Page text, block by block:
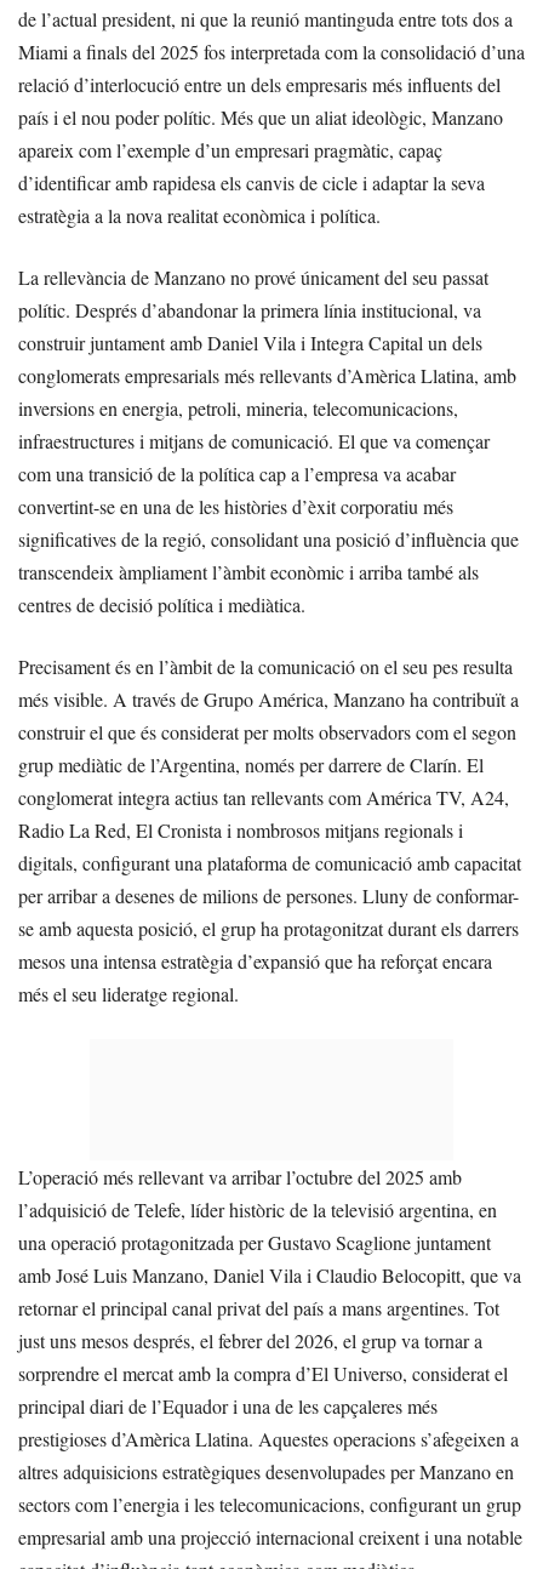
de l’actual president, ni que la reunió mantinguda entre tots dos a
Miami a finals del 2025 fos interpretada com la consolidació d’una
relació d’interlocució entre un dels empresaris més influents del
país i el nou poder polític. Més que un aliat ideològic, Manzano
apareix com l’exemple d’un empresari pragmàtic, capaç
d’identificar amb rapidesa els canvis de cicle i adaptar la seva
estratègia a la nova realitat econòmica i política.
La rellevància de Manzano no prové únicament del seu passat
polític. Després d’abandonar la primera línia institucional, va
construir juntament amb Daniel Vila i Integra Capital un dels
conglomerats empresarials més rellevants d’Amèrica Llatina, amb
inversions en energia, petroli, mineria, telecomunicacions,
infraestructures i mitjans de comunicació. El que va començar
com una transició de la política cap a l’empresa va acabar
convertint-se en una de les històries d’èxit corporatiu més
significatives de la regió, consolidant una posició d’influència que
transcendeix àmpliament l’àmbit econòmic i arriba també als
centres de decisió política i mediàtica.
Precisament és en l’àmbit de la comunicació on el seu pes resulta
més visible. A través de Grupo América, Manzano ha contribuït a
construir el que és considerat per molts observadors com el segon
grup mediàtic de l’Argentina, només per darrere de Clarín. El
conglomerat integra actius tan rellevants com América TV, A24,
Radio La Red, El Cronista i nombrosos mitjans regionals i
digitals, configurant una plataforma de comunicació amb capacitat
per arribar a desenes de milions de persones. Lluny de conformar-
se amb aquesta posició, el grup ha protagonitzat durant els darrers
mesos una intensa estratègia d’expansió que ha reforçat encara
més el seu lideratge regional.
L’operació més rellevant va arribar l’octubre del 2025 amb
l’adquisició de Telefe, líder històric de la televisió argentina, en
una operació protagonitzada per Gustavo Scaglione juntament
amb José Luis Manzano, Daniel Vila i Claudio Belocopitt, que va
retornar el principal canal privat del país a mans argentines. Tot
just uns mesos després, el febrer del 2026, el grup va tornar a
sorprendre el mercat amb la compra d’El Universo, considerat el
principal diari de l’Equador i una de les capçaleres més
prestigioses d’Amèrica Llatina. Aquestes operacions s’afegeixen a
altres adquisicions estratègiques desenvolupades per Manzano en
sectors com l’energia i les telecomunicacions, configurant un grup
empresarial amb una projecció internacional creixent i una notable